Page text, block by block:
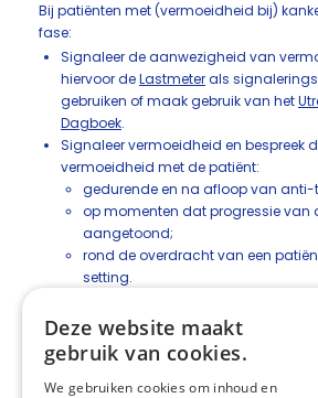
Bij patiënten met (vermoeidheid bij)
fase:
Signaleer de aanwezigheid van
hiervoor deLastmeterals
gebruiken of maak gebruik van het
Dagboek.
Signaleer vermoeidheid en bespreek
vermoeidheid met de patiënt:
gedurende en na afloop van anti-
op momenten dat progressie van
aangetoond;
rond de overdracht van een
setting.
Gedurende de perioden dat de ziekte
therapie, kan doorgaans volstaan
laagfrequente controles.
Overweeg het gebruik van een
beoordeling van de dimensies en de
Deze website maakt
gebruik van cookies.
We gebruiken cookies om inhoud en